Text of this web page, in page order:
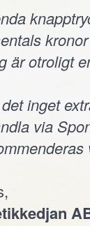
är otroligt
inget
via